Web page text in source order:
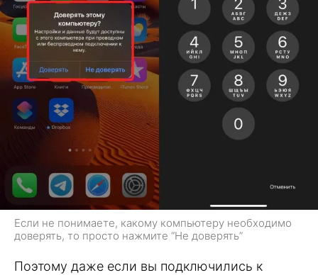
Если не понимаете, какому компьютеру необходимо
доверять, то просто нажмите “Не доверять”
Поэтому даже если вы подключились к